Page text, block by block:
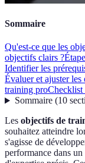
Sommaire
Qu'est-ce que les
objectifs clairs ?
Identifier les
Évaluer et ajuster les
training proChecklist
Sommaire(10
Les objectifs de
souhaitez atteindre
s'agisse de
performance dans